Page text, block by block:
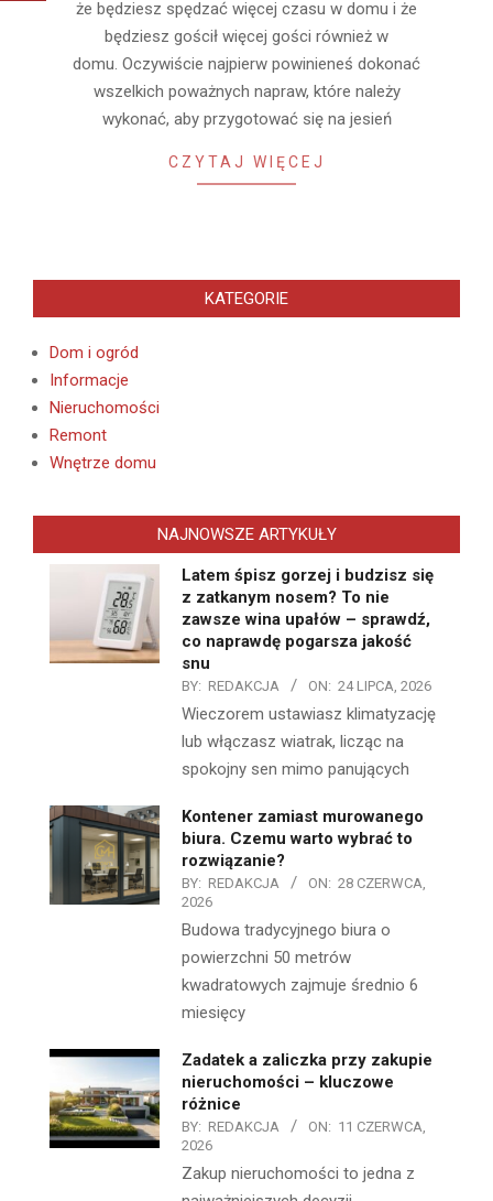
że ​​będziesz spędzać więcej czasu w domu i że
będziesz gościł więcej gości również w
domu. Oczywiście najpierw powinieneś dokonać
wszelkich poważnych napraw, które należy
wykonać, aby przygotować się na jesień
CZYTAJ WIĘCEJ
KATEGORIE
Dom i ogród
Informacje
Nieruchomości
Remont
Wnętrze domu
NAJNOWSZE ARTYKUŁY
Latem śpisz gorzej i budzisz się
z zatkanym nosem? To nie
zawsze wina upałów – sprawdź,
co naprawdę pogarsza jakość
snu
BY: REDAKCJA ON: 24 LIPCA, 2026
Wieczorem ustawiasz klimatyzację
lub włączasz wiatrak, licząc na
spokojny sen mimo panujących
Kontener zamiast murowanego
biura. Czemu warto wybrać to
rozwiązanie?
BY: REDAKCJA ON: 28 CZERWCA,
2026
Budowa tradycyjnego biura o
powierzchni 50 metrów
kwadratowych zajmuje średnio 6
miesięcy
Zadatek a zaliczka przy zakupie
nieruchomości – kluczowe
różnice
BY: REDAKCJA ON: 11 CZERWCA,
2026
Zakup nieruchomości to jedna z